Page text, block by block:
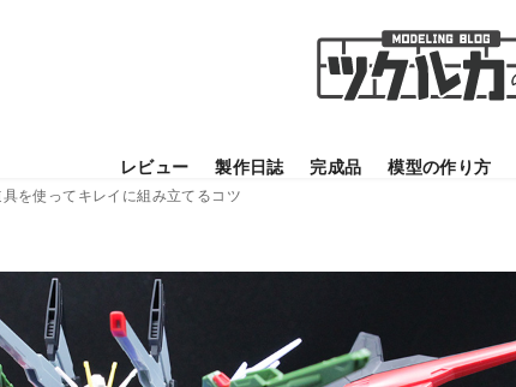
レビュー 製作日誌 完成品 模型の作り方
を使ってキレイに組み立てるコツ